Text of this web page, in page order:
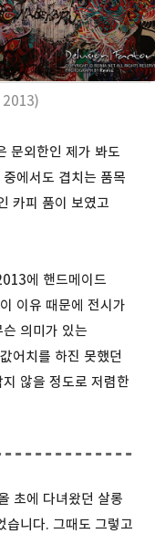
2013)
문외한인 제가 봐도
에서도 겹치는 품목
카피 품이 보였고
에 핸드메이드
이유 때문에 전시가
의미가 있는
어치를 하진 못했던
않을 정도로 저렴한
초에 다녀왔던 살롱
습니다. 그때도 그렇고